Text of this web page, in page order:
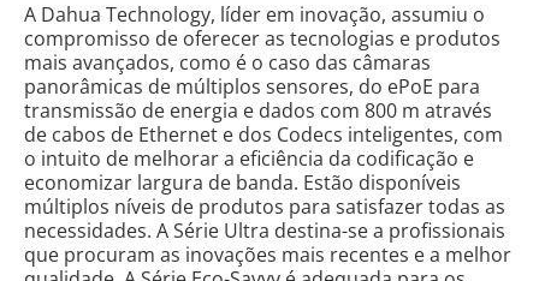
A Dahua Technology, líder em inovação, assumiu o
compromisso de oferecer as tecnologias e produtos
mais avançados, como é o caso das câmaras
panorâmicas de múltiplos sensores, do ePoE para
transmissão de energia e dados com 800 m através
de cabos de Ethernet e dos Codecs inteligentes, com
o intuito de melhorar a eficiência da codificação e
economizar largura de banda. Estão disponíveis
múltiplos níveis de produtos para satisfazer todas as
necessidades. A Série Ultra destina-se a profissionais
que procuram as inovações mais recentes e a melhor